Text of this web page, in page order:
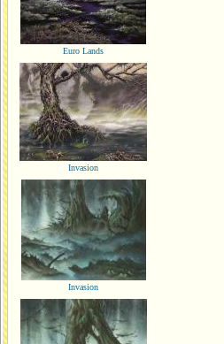
Euro Lands
Invasion
Invasion